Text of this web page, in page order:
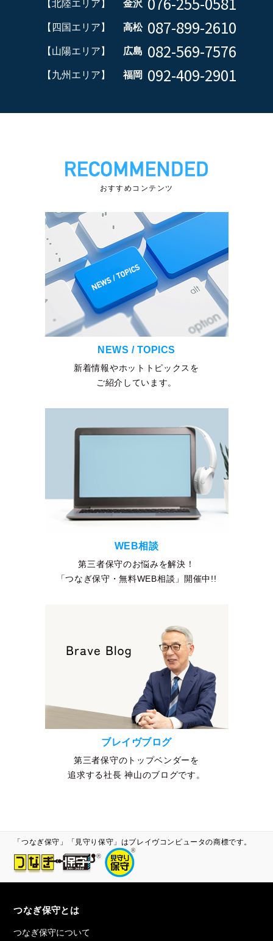
【北陸エリア】 金沢
【四国エリア】 高松 087-899-2610
【山陽エリア】 広島 082-569-7576
【九州エリア】 福岡 092-409-2901
おすすめコンテンツ
NEWS / TOPICS
新着情報やホットトピックスを
ご紹介しています。
WEB相談
第三者保守のお悩みを解決！
「つなぎ保守・無料WEB相談」開催中!!
ブレイヴブログ
第三者保守のトップベンダーを
追求する社長 神山のブログです。
「つなぎ保守」「見守り保守」はブレイヴコンピュータの商標です。
つなぎ保守とは
つなぎ保守について